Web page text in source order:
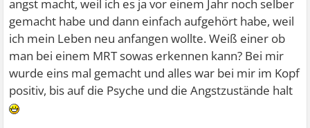
angst macht, weil ich es ja vor einem Jahr noch selber
gemacht habe und dann einfach aufgehört habe, weil
ich mein Leben neu anfangen wollte. Weiß einer ob
man bei einem MRT sowas erkennen kann? Bei mir
wurde eins mal gemacht und alles war bei mir im Kopf
positiv, bis auf die Psyche und die Angstzustände halt